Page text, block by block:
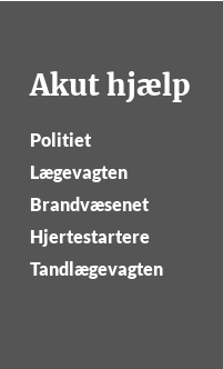
Akut hjælp
Politiet
Lægevagten
Brandvæsenet
Hjertestartere
Tandlægevagten